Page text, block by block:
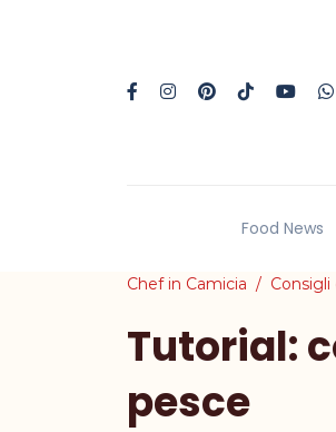
Food News
Chef in Camicia
Tutorial:
pesce